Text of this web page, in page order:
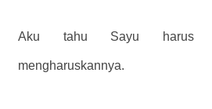
Aku tahu Sayu harus
mengharuskannya.